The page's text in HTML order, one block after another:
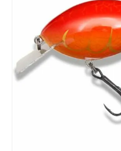
PREMIUM オンライン限
FRESH WATER